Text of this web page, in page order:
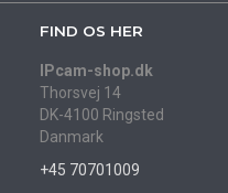
FIND OS HER
IPcam-shop.dk
Thorsvej 14
DK-4100 Ringsted
Danmark
+45 70701009